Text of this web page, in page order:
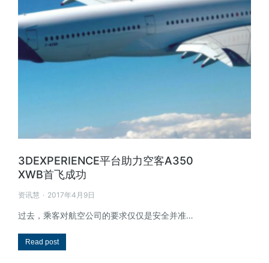
3DEXPERIENCE平台助力空客A350
XWB首飞成功
资讯慧 2017年4月9日
过去，乘客对航空公司的要求仅仅是安全并准…
Read post